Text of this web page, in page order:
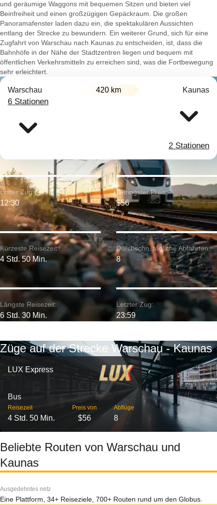
und geräumige Waggons mit bequemen Sitzen und bieten viel
Beinfreiheit und einen großzügigen Gepäckraum. Die großen
Panoramafenster laden dazu ein, die spektakulären Aussichten
entlang der Strecke zu bewundern. Ein weiterer Grund, sich für eine
Zugfahrt von Warschau nach Kaunas zu entscheiden, ist, dass die
Bahnhöfe in der Nähe der Stadtzentren liegen und bequem mit
öffentlichen Verkehrsmitteln zu erreichen sind, was die Fortbewegung
sehr erleichtert.
Warschau 420 km Kaunas
6 Stationen
2 Stationen
Kürzeste Reisezeit:
4 Std. 50 Min.
Erster Zug:
12:30
Längste Reisezeit:
6 Std. 30 Min.
Geringster Preis:
$56
Durchschn. tägliche Abfahrten:
8
Letzter Zug:
23:59
Züge auf der Strecke Warschau - Kaunas
LUX Express
Bus
Reisezeit
4 Std. 50 Min.
Preis von
$56
Abflüge
8
Beliebte Routen von Warschau und
Kaunas
Ausgedehntes netz
Eine Plattform, 34+ Reiseziele, 700+ Routen rund um den Globus.